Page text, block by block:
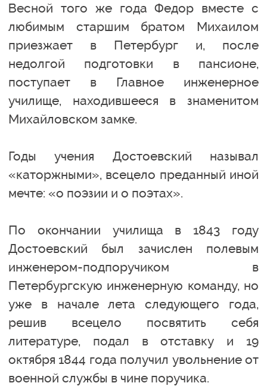
Весной того же года Федор вместе с
любимым старшим братом Михаилом
приезжает в Петербург и, после
недолгой подготовки в пансионе,
поступает в Главное инженерное
училище, находившееся в знаменитом
Михайловском замке.
Годы учения Достоевский называл
«каторжными», всецело преданный иной
мечте: «о поэзии и о поэтах».
По окончании училища в 1843 году
Достоевский был зачислен полевым
инженером-подпоручиком в
Петербургскую инженерную команду, но
уже в начале лета следующего года,
решив всецело посвятить себя
литературе, подал в отставку и 19
октября 1844 года получил увольнение от
военной службы в чине поручика.